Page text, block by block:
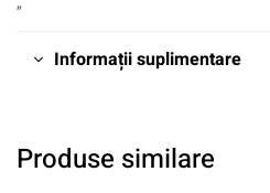
Informații suplimentare
Produse similare